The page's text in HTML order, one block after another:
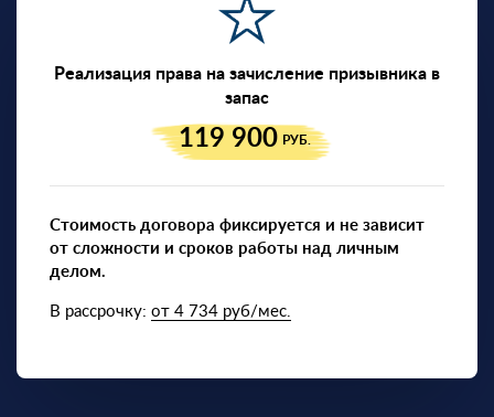
Реализация права на зачисление призывника в
запас
119 900 РУБ.
Стоимость договора фиксируется и не зависит
от сложности и сроков работы над личным
делом.
В рассрочку: от 4 734 руб/мес.